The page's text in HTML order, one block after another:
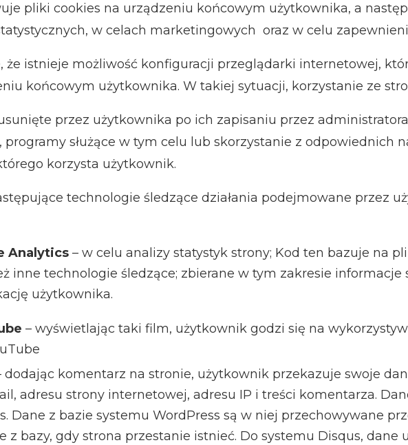
pliki cookies na urządzeniu końcowym użytkownika, a
w celach marketingowych oraz w celu
istnieje możliwość konfiguracji przeglądarki internetowej,
końcowym użytkownika. W takiej sytuacji, korzystanie ze
przez użytkownika po ich zapisaniu przez
służące w tym celu lub skorzystanie z odpowiednich
korzysta użytkownik.
technologie śledzące działania podejmowane przez
Analytics – w celu analizy statystyk strony; Kod ten bazuje na
inne technologie śledzące; zbierane w tym zakresie informacje
użytkownika.
– wyświetlając taki film, użytkownik godzi się na
dodając komentarz na stronie, użytkownik przekazuje swoje
adresu strony internetowej, adresu IP i treści komentarza.
Dane z bazie systemu WordPress są w niej przechowywane
z bazy, gdy strona przestanie istnieć. Do systemu Disqus,